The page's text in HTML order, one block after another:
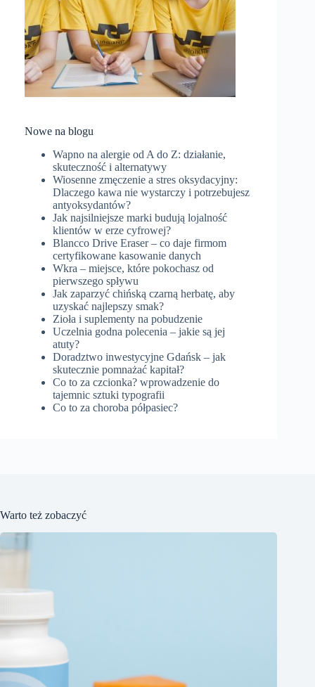
Nowe na blogu
Wapno na alergie od A do Z: działanie,
skuteczność i alternatywy
Wiosenne zmęczenie a stres oksydacyjny:
Dlaczego kawa nie wystarczy i potrzebujesz
antyoksydantów?
Jak najsilniejsze marki budują lojalność
klientów w erze cyfrowej?
Blancco Drive Eraser – co daje firmom
certyfikowane kasowanie danych
Wkra – miejsce, które pokochasz od
pierwszego spływu
Jak zaparzyć chińską czarną herbatę, aby
uzyskać najlepszy smak?
Zioła i suplementy na pobudzenie
Uczelnia godna polecenia – jakie są jej
atuty?
Doradztwo inwestycyjne Gdańsk – jak
skutecznie pomnażać kapitał?
Co to za czcionka? wprowadzenie do
tajemnic sztuki typografii
Co to za choroba półpasiec?
Warto też zobaczyć